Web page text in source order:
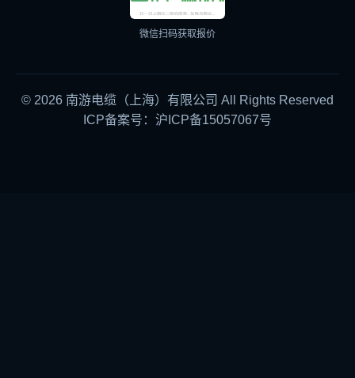
微信扫码获取报价
© 2026 南游电缆（上海）有限公司 All Rights Reserved
ICP备案号：沪ICP备15057067号